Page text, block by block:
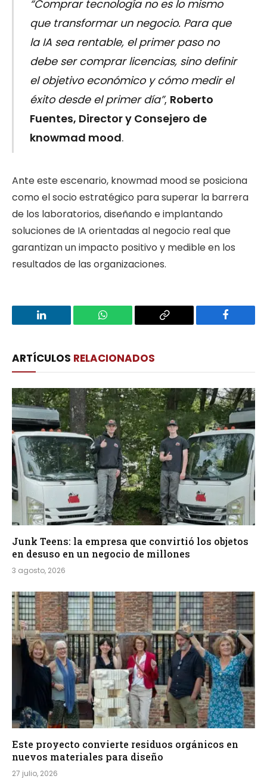
“Comprar tecnología no es lo mismo
que transformar un negocio. Para que
la IA sea rentable, el primer paso no
debe ser comprar licencias, sino definir
el objetivo económico y cómo medir el
éxito desde el primer día”, Roberto
Fuentes, Director y Consejero de
knowmad mood.
Ante este escenario, knowmad mood se posiciona
como el socio estratégico para superar la barrera
de los laboratorios, diseñando e implantando
soluciones de IA orientadas al negocio real que
garantizan un impacto positivo y medible en los
resultados de las organizaciones.
LinkedIn WhatsApp
Copy
Facebook
ARTÍCULOS RELACIONADOS
Junk Teens: la empresa que convirtió los objetos
en desuso en un negocio de millones
3 agosto, 2026
Este proyecto convierte residuos orgánicos en
nuevos materiales para diseño
27 julio, 2026